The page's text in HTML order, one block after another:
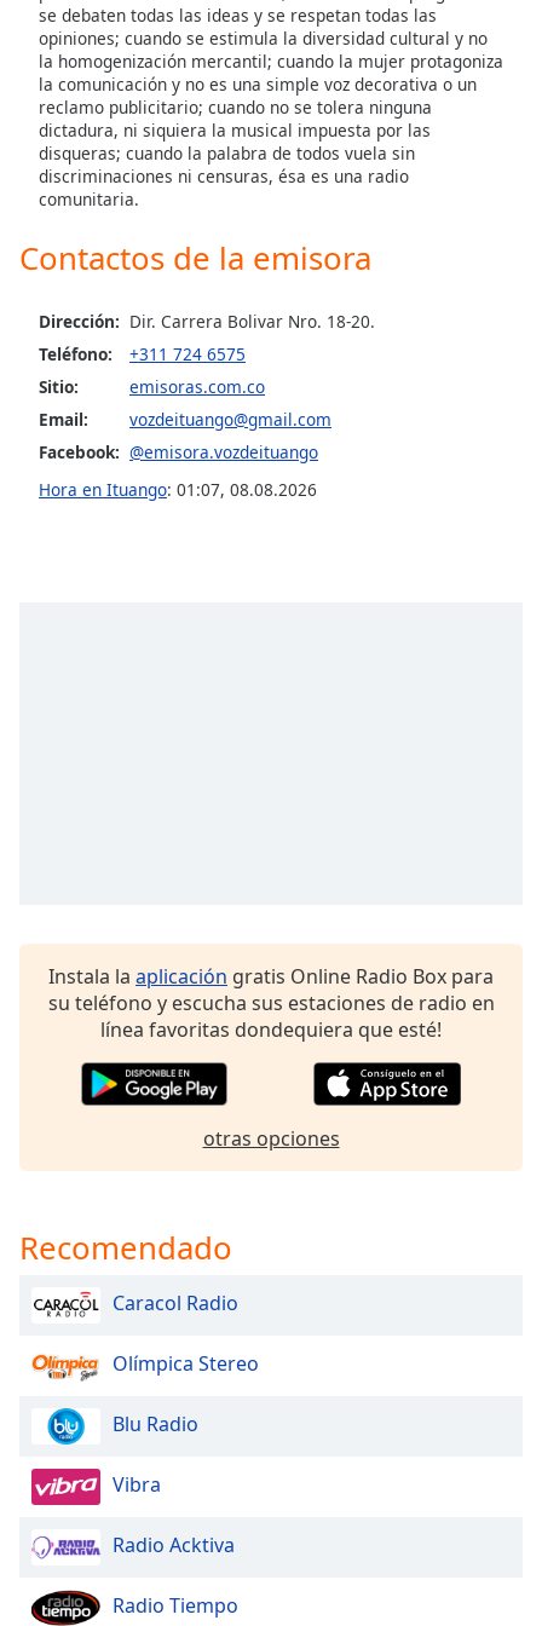
Opacity
Caption
Area
Background
Color
Opacity
Font
Edge
Style
se debaten todas las ideas y se respetan todas las
opiniones; cuando se estimula la diversidad cultural y no
la homogenización mercantil; cuando la mujer protagoniza
la comunicación y no es una simple voz decorativa o un
reclamo publicitario; cuando no se tolera ninguna
dictadura, ni siquiera la musical impuesta por las
disqueras; cuando la palabra de todos vuela sin
discriminaciones ni censuras, ésa es una radio
comunitaria.
Contactos de la emisora
Dirección: Dir. Carrera Bolivar Nro. 18-20.
Teléfono:
+311 724 6575
Sitio:
emisoras.com.co
Email:
vozdeituango@gmail.com
Facebook: @emisora.vozdeituango
Hora en Ituango: 01:07, 08.08.2026
Instala la aplicación gratis Online Radio Box para
su teléfono y escucha sus estaciones de radio en
línea favoritas dondequiera que esté!
otras opciones
Recomendado
Caracol Radio
Olímpica Stereo
Blu Radio
Vibra
Radio Acktiva
Radio Tiempo